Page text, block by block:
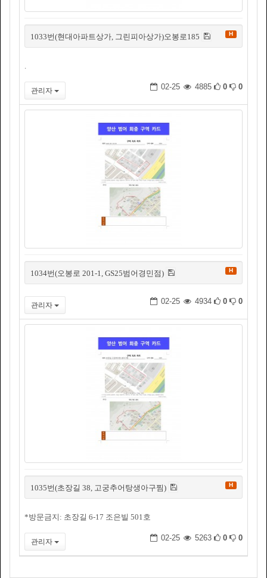
1033번(현대아파트상가, 그린피아상가)오봉로185 H
.
관리자 02-25 4885 0 0
1034번(오봉로 201-1, GS25범어경민점) H
관리자 02-25 4934 0 0
1035번(초장길 38, 고궁추어탕생아구찜) H
*방문금지: 초장길 6-17 조은빌 501호
관리자 02-25 5263 0 0